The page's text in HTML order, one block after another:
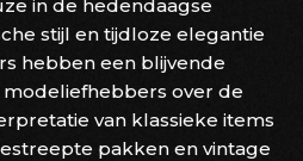
in de hedendaagse
stijl en tijdloze elegantie
hebben een blijvende
over de
van klassieke items
pakken en vintage